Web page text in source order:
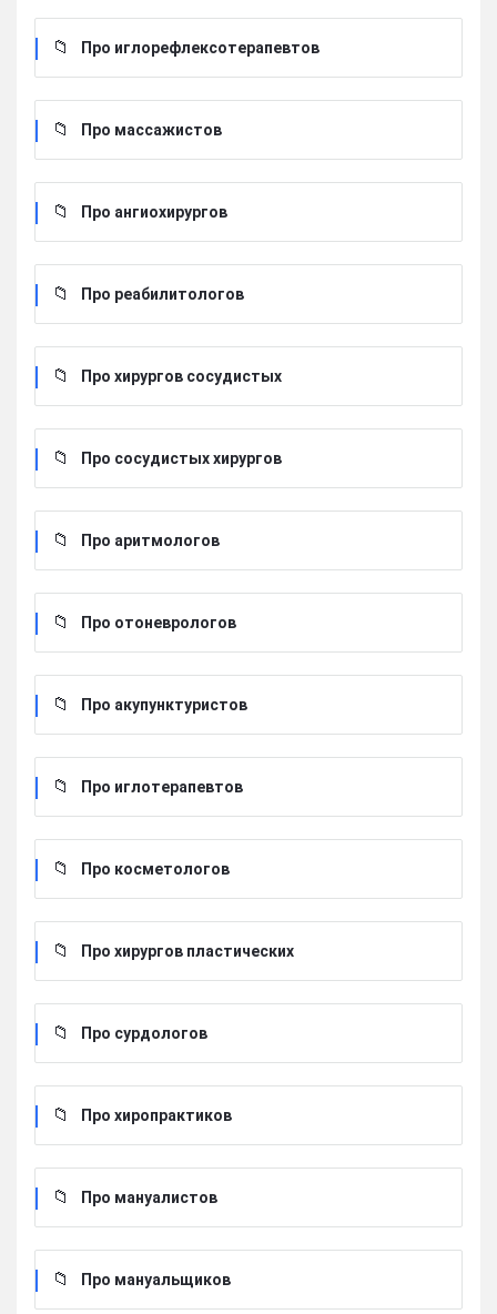
Про иглорефлексотерапевтов
Про массажистов
Про ангиохирургов
Про реабилитологов
Про хирургов сосудистых
Про сосудистых хирургов
Про аритмологов
Про отоневрологов
Про акупунктуристов
Про иглотерапевтов
Про косметологов
Про хирургов пластических
Про сурдологов
Про хиропрактиков
Про мануалистов
Про мануальщиков